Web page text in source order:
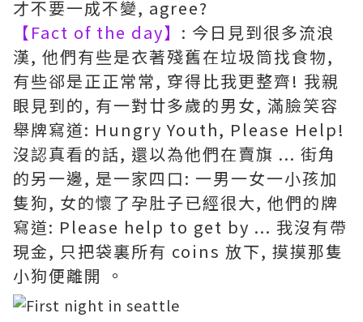
才不要一成不變, agree?
【Fact of the day】 : 今日見到很多流浪
漢, 他們有些是衣著殘舊在垃圾筒找食物,
有些郤是正正常常, 穿得比我更整齊! 我親
眼見到的, 有一對廿多歲的男女, 滿臉笑容
舉牌寫道: Hungry Youth, Please Help!
沒認真看的話, 還以為他們在賣旗 ... 街角
的另一邊, 是一家四口: 一男一女一小孩加
隻狗, 女的懷了孕肚子已經很大, 他們的牌
寫道: Please help to get by ... 我沒有帶
現金, 只把袋裏所有 coins 放下, 摸摸那隻
小狗便離開 。